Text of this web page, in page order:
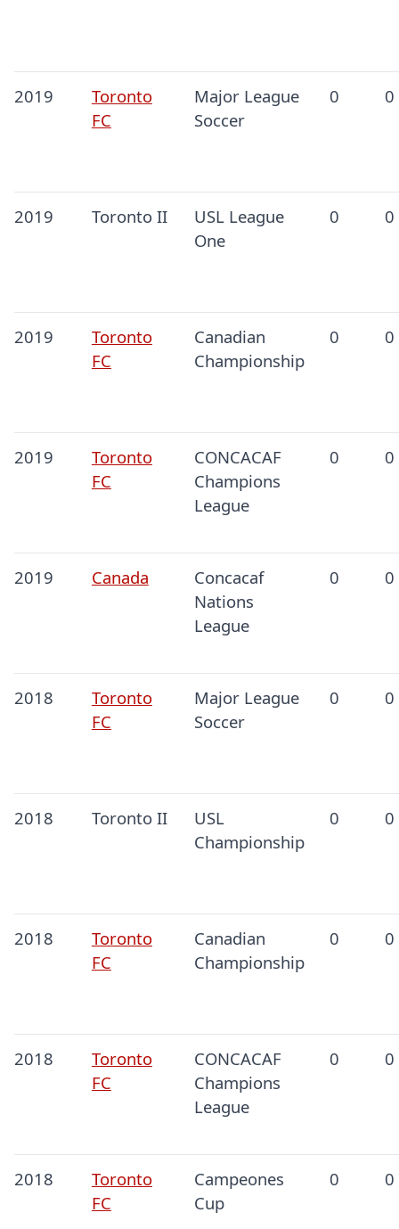
2019
Toronto
FC
Major League
Soccer
0 0
2019 Toronto II
USL League
One
0 0
2019
Toronto
FC
Canadian
Championship
0 0
2019
Toronto
FC
CONCACAF
Champions
League
0 0
2019 Canada
Concacaf
Nations
League
0 0
2018
Toronto
FC
Major League
Soccer
0 0
2018 Toronto II
USL
Championship
0 0
2018
Toronto
FC
Canadian
Championship
0 0
2018
Toronto
FC
CONCACAF
Champions
League
0 0
2018
Toronto
FC
Campeones
Cup
0 0